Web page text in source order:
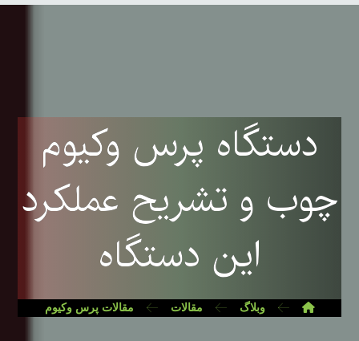
دستگاه پرس وکیوم
چوب و تشریح عملکرد
این دستگاه
وبلاگ مقالات مقالات پرس وکیوم